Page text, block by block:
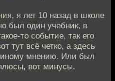
я лет 10 назад в школе
был один учебник, в
то событие, так его
тут всё четко, а здесь
мнению. Или был
вот минусы.